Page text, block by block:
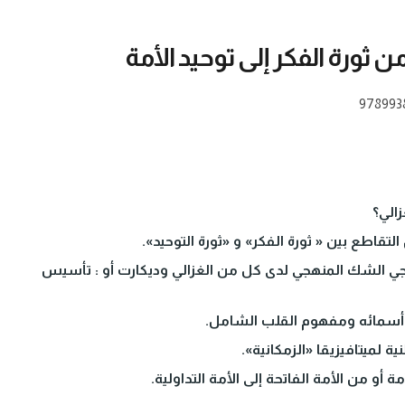
ثورة الفكر إلى توحيد الأمة
بين « ثورة الفكر» و «ثورة التوحيد».
الشك المنهجي لدى كل من الغزالي وديكارت أو : تأسيس
أسمائه ومفهوم القلب الشامل.
لميتافيزيقا «الزمكانية».
أو من الأمة الفاتحة إلى الأمة التداولية.